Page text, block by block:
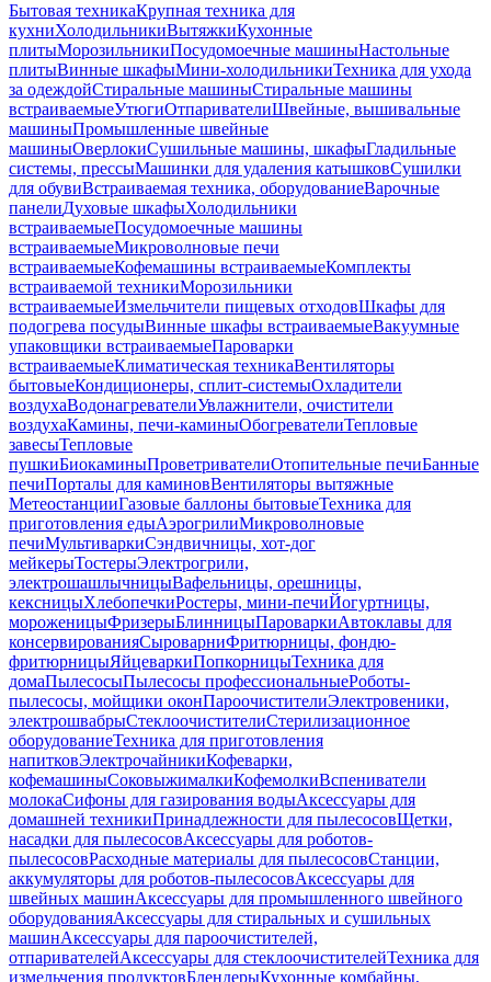
Бытовая техникаКрупная техника для
кухниХолодильникиВытяжкиКухонные
плитыМорозильникиПосудомоечные машиныНастольные
плитыВинные шкафыМини-холодильникиТехника для ухода
за одеждойСтиральные машиныСтиральные машины
встраиваемыеУтюгиОтпаривателиШвейные, вышивальные
машиныПромышленные швейные
машиныОверлокиСушильные машины, шкафыГладильные
системы, прессыМашинки для удаления катышковСушилки
для обувиВстраиваемая техника, оборудованиеВарочные
панелиДуховые шкафыХолодильники
встраиваемыеПосудомоечные машины
встраиваемыеМикроволновые печи
встраиваемыеКофемашины встраиваемыеКомплекты
встраиваемой техникиМорозильники
встраиваемыеИзмельчители пищевых отходовШкафы для
подогрева посудыВинные шкафы встраиваемыеВакуумные
упаковщики встраиваемыеПароварки
встраиваемыеКлиматическая техникаВентиляторы
бытовыеКондиционеры, сплит-системыОхладители
воздухаВодонагревателиУвлажнители, очистители
воздухаКамины, печи-каминыОбогревателиТепловые
завесыТепловые
пушкиБиокаминыПроветривателиОтопительные печиБанные
печиПорталы для каминовВентиляторы вытяжные
МетеостанцииГазовые баллоны бытовыеТехника для
приготовления едыАэрогрилиМикроволновые
печиМультиваркиСэндвичницы, хот-дог
мейкерыТостерыЭлектрогрили,
электрошашлычницыВафельницы, орешницы,
кексницыХлебопечкиРостеры, мини-печиЙогуртницы,
мороженицыФризерыБлинницыПароваркиАвтоклавы для
консервированияСыроварниФритюрницы, фондю-
фритюрницыЯйцеваркиПопкорницыТехника для
домаПылесосыПылесосы профессиональныеРоботы-
пылесосы, мойщики оконПароочистителиЭлектровеники,
электрошвабрыСтеклоочистителиСтерилизационное
оборудованиеТехника для приготовления
напитковЭлектрочайникиКофеварки,
кофемашиныСоковыжималкиКофемолкиВспениватели
молокаСифоны для газирования водыАксессуары для
домашней техникиПринадлежности для пылесосовЩетки,
насадки для пылесосовАксессуары для роботов-
пылесосовРасходные материалы для пылесосовСтанции,
аккумуляторы для роботов-пылесосовАксессуары для
швейных машинАксессуары для промышленного швейного
оборудованияАксессуары для стиральных и сушильных
машинАксессуары для пароочистителей,
отпаривателейАксессуары для стеклоочистителейТехника для
измельчения продуктовБлендерыКухонные комбайны,